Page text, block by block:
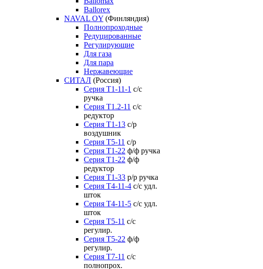
Ballorex
NAVAL OY (Финляндия)
Полнопроходные
Редуцированные
Регулирующие
Для газа
Для пара
Нержавеющие
СИТАЛ (Россия)
Серия Т1-11-1 с/с
ручка
Серия Т1.2-11 с/с
редуктор
Серия Т1-13 с/р
воздушник
Серия T5-11 с/р
Серия Т1-22 ф/ф ручка
Серия Т1-22 ф/ф
редуктор
Серия T1-33 р/р ручка
Серия Т4-11-4 с/с удл.
шток
Серия Т4-11-5 с/с удл.
шток
Серия Т5-11 с/с
регулир.
Серия Т5-22 ф/ф
регулир.
Серия Т7-11 с/с
полнопрох.